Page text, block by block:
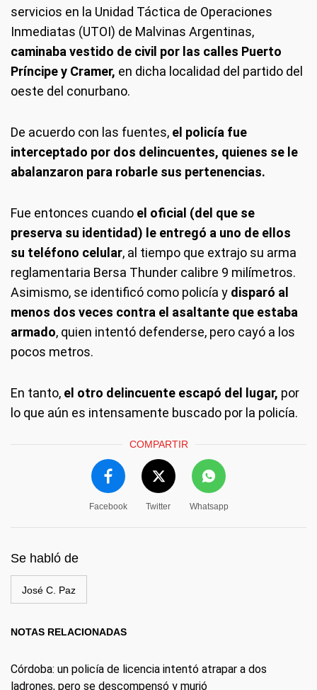
servicios en la Unidad Táctica de Operaciones
Inmediatas (UTOI) de Malvinas Argentinas,
caminaba vestido de civil por las calles Puerto
Príncipe y Cramer, en dicha localidad del partido del
oeste del conurbano.
De acuerdo con las fuentes, el policía fue
interceptado por dos delincuentes, quienes se le
abalanzaron para robarle sus pertenencias.
Fue entonces cuando el oficial (del que se
preserva su identidad) le entregó a uno de ellos
su teléfono celular, al tiempo que extrajo su arma
reglamentaria Bersa Thunder calibre 9 milímetros.
Asimismo, se identificó como policía y disparó al
menos dos veces contra el asaltante que estaba
armado, quien intentó defenderse, pero cayó a los
pocos metros.
En tanto, el otro delincuente escapó del lugar, por
lo que aún es intensamente buscado por la policía.
COMPARTIR
Facebook Twitter Whatsapp
Se habló de
José C. Paz
NOTAS RELACIONADAS
Córdoba: un policía de licencia intentó atrapar a dos
ladrones, pero se descompensó y murió